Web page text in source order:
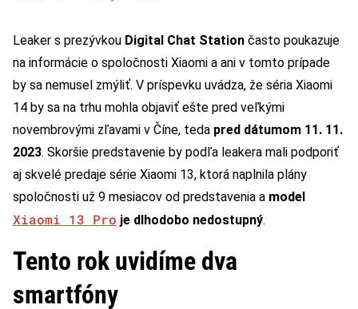
Leaker s prezývkou Digital Chat Station často poukazuje
na informácie o spoločnosti Xiaomi a ani v tomto prípade
by sa nemusel zmýliť. V príspevku uvádza, že séria Xiaomi
14 by sa na trhu mohla objaviť ešte pred veľkými
novembrovými zľavami v Číne, teda pred dátumom 11. 11.
2023. Skoršie predstavenie by podľa leakera mali podporiť
aj skvelé predaje série Xiaomi 13, ktorá naplnila plány
spoločnosti už 9 mesiacov od predstavenia a model
Xiaomi 13 Pro je dlhodobo nedostupný.
Tento rok uvidíme dva
smartfóny